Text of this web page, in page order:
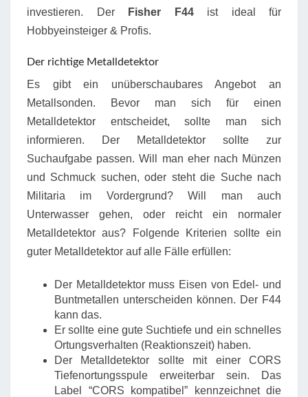
investieren. Der
Fisher F44ist ideal für
Hobbyeinsteiger & Profis.
Der richtige Metalldetektor
Es gibt ein unüberschaubares Angebot an
Metallsonden. Bevor man sich für einen
Metalldetektor entscheidet, sollte man sich
informieren. Der Metalldetektor sollte zur
Suchaufgabe passen. Will man eher nach Münzen
und Schmuck suchen, oder steht die Suche nach
Militaria im Vordergrund? Will man auch
Unterwasser gehen, oder reicht ein normaler
Metalldetektor aus? Folgende Kriterien sollte ein
guter Metalldetektor auf alle Fälle erfüllen:
Der Metalldetektor muss Eisen von Edel- und
Buntmetallen unterscheiden können. Der F44
kann das.
Er sollte eine gute Suchtiefe und ein schnelles
Ortungsverhalten (Reaktionszeit) haben.
Der Metalldetektor sollte mit einer CORS
Tiefenortungsspule erweiterbar sein. Das
Label “CORS kompatibel” kennzeichnet die